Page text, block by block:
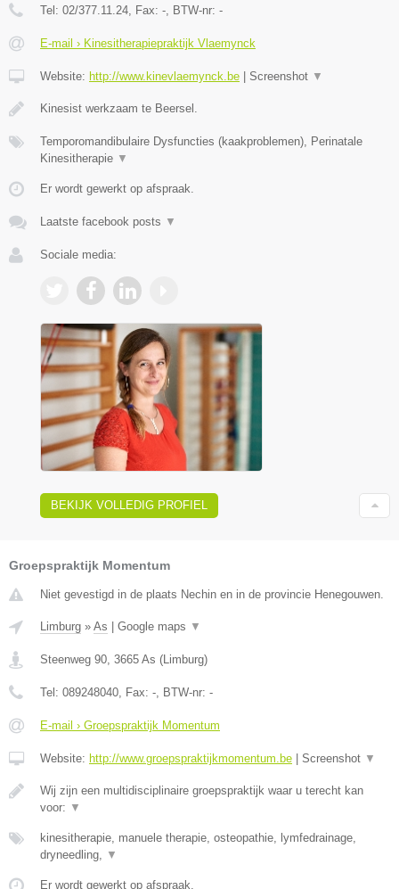
Tel: 02/377.11.24, Fax: -, BTW-nr: -
E-mail › Kinesitherapiepraktijk Vlaemynck
Website: http://www.kinevlaemynck.be Screenshot ▼
Kinesist werkzaam te Beersel.
Temporomandibulaire Dysfuncties (kaakproblemen), Perinatale
Kinesitherapie ▼
Er wordt gewerkt op afspraak.
Laatste facebook posts ▼
Sociale media:
BEKIJK VOLLEDIG PROFIEL
Groepspraktijk Momentum
Niet gevestigd in de plaats Nechin en in de provincie Henegouwen.
Limburg » As | Google maps ▼
Steenweg 90 3665 As (Limburg)
Tel: 089248040 , Fax: - , BTW-nr: -
E-mail › Groepspraktijk Momentum
Website: http://www.groepspraktijkmomentum.be | Screenshot ▼
Wij zijn een multidisciplinaire groepspraktijk waar u terecht kan
voor: ▼
kinesitherapie, manuele therapie, osteopathie, lymfedrainage,
dryneedling,
▼
Er wordt gewerkt op afspraak.